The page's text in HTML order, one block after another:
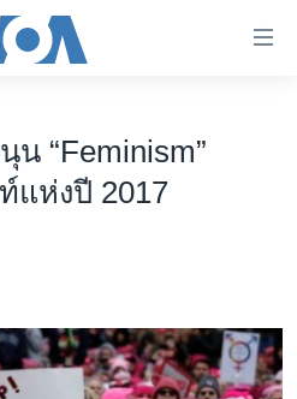
“Feminism”
แห่งปี 2017